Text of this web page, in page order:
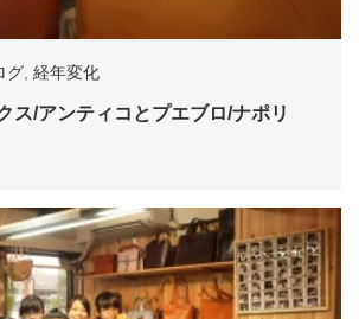
グ 経年変化
ス/アンティコとプエブロ/ナポリ